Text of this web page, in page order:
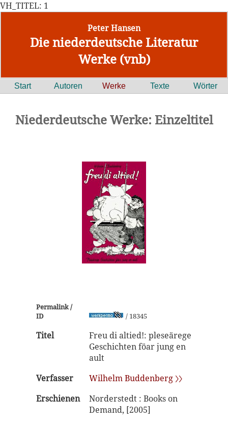
VH_TITEL: 1
Peter Hansen
Die niederdeutsche Literatur
Werke (vnb)
Start Autoren Werke Texte Wörter
Niederdeutsche Werke: Einzeltitel
Permalink /
ID
/ 18345
Titel
Freu di altied!: pleseärege
Geschichten föar jung en
ault
Verfasser
Wilhelm Buddenberg 〉〉
Erschienen
Norderstedt : Books on
Demand, [2005]